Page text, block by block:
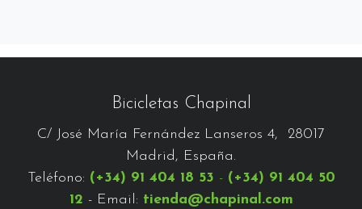
Bicicletas Chapinal
C/ José María Fernández Lanseros 4, 28017
Madrid, España.
Teléfono: (+34) 91 404 18 53 - (+34) 91 404 50
12 - Email: tienda@chapinal.com